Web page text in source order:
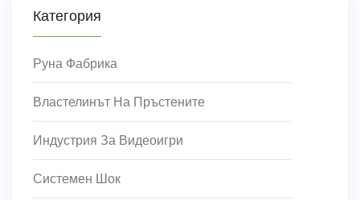
Категория
Руна Фабрика
Властелинът На Пръстените
Индустрия За Видеоигри
Системен Шок